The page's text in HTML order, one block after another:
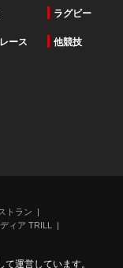
ラグビー
ース 他競技
トラン
ィア TRILL
運営しています。